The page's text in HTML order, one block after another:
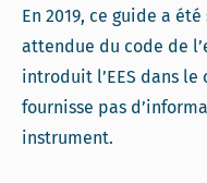
En 2019, ce guide a
attendue du code de
introduit l’EES dans
fournisse pas
instrument.